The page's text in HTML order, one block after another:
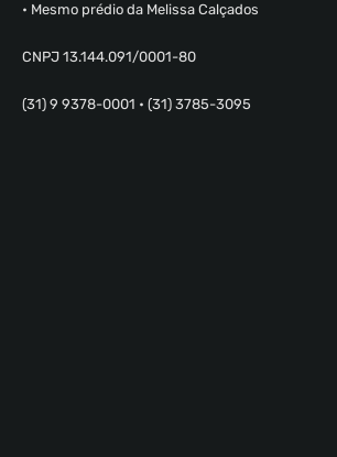
• Mesmo prédio da Melissa Calçados
CNPJ 13.144.091/0001-80
(31) 9 9378-0001 • (31) 3785-3095